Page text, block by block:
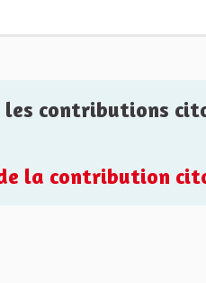
contributions
la contribution